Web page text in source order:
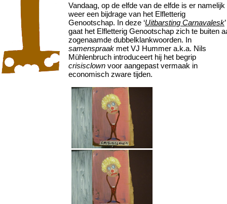
Vandaag, op de elfde van de elfde is er namelijk
weer een bijdrage van het Elfletterig
Genootschap. In deze ‘Uitbarsting Carnavalesk’
gaat het Elfletterig Genootschap zich te buiten
zogenaamde dubbelklankwoorden. In
samenspraak met VJ Hummer a.k.a. Nils
Mühlenbruch introduceert hij het begrip
crisisclown voor aangepast vermaak in
economisch zware tijden.